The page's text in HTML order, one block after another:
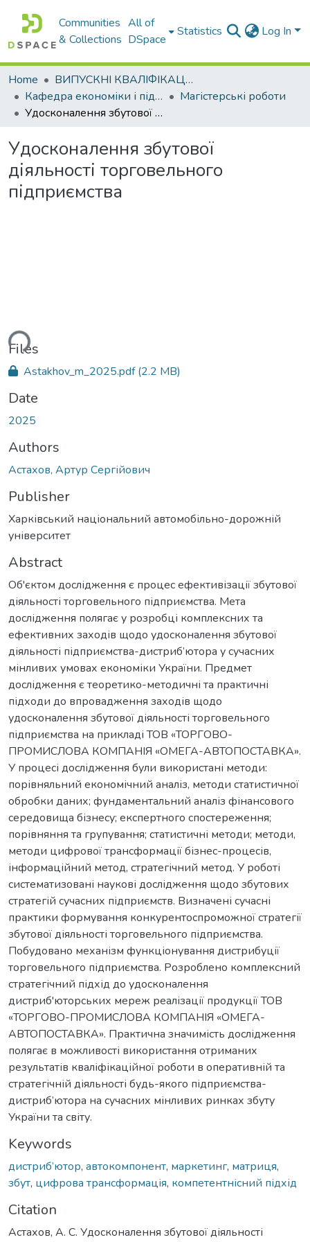
Communities
& Collections
All of
DSpace
Statistics Log In
Home
ВИПУСКНІ КВАЛІФІКАЦІЙНІ РОБОТИ
Кафедра економіки і підприємництва
Магістерські роботи
Удосконалення збутової діяльності торговельного підприємства
Удосконалення збутової
діяльності торговельного
підприємства
Files
Astakhov_m_2025.pdf(2.2 MB)
Date
2025
Authors
Астахов, Артур Сергійович
Publisher
Харківський національний автомобільно-дорожній
університет
Abstract
Об'єктом дослідження є процес ефективізації збутової
діяльності торговельного підприємства. Мета
дослідження полягає у розробці комплексних та
ефективних заходів щодо удосконалення збутової
діяльності підприємства-дистриб’ютора у сучасних
мінливих умовах економіки України. Предмет
дослідження є теоретико-методичні та практичні
підходи до впровадження заходів щодо
удосконалення збутової діяльності торговельного
підприємства на прикладі ТОВ «ТОРГОВО-
ПРОМИСЛОВА КОМПАНІЯ «ОМЕГА-АВТОПОСТАВКА».
У процесі дослідження були використані методи:
порівняльний економічний аналіз, методи статистичної
обробки даних; фундаментальний аналіз фінансового
середовища бізнесу; експертного спостереження;
порівняння та групування; статистичні методи; методи,
методи цифрової трансформації бізнес-процесів,
інформаційний метод, стратегічний метод. У роботі
систематизовані наукові дослідження щодо збутових
стратегій сучасних підприємств. Визначені сучасні
практики формування конкурентоспроможної стратегії
збутової діяльності торговельного підприємства.
Побудовано механізм функціонування дистрибуції
торговельного підприємства. Розроблено комплексний
стратегічний підхід до удосконалення
дистриб'юторських мереж реалізації продукції ТОВ
«ТОРГОВО-ПРОМИСЛОВА КОМПАНІЯ «ОМЕГА-
АВТОПОСТАВКА». Практична значимість дослідження
полягає в можливості використання отриманих
результатів кваліфікаційної роботи в оперативній та
стратегічній діяльності будь-якого підприємства-
дистриб’ютора на сучасних мінливих ринках збуту
України та світу.
Keywords
дистриб’ютор, автокомпонент, маркетинг, матриця,
збут, цифрова трансформація, компетентнісний підхід
Citation
Астахов, А. С. Удосконалення збутової діяльності